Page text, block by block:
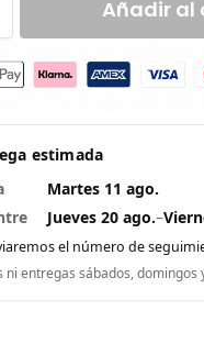
Añadir al
estimada
Martes 11 ago.
Jueves 20 ago.–
el número de
ni entregas sábados, domingos